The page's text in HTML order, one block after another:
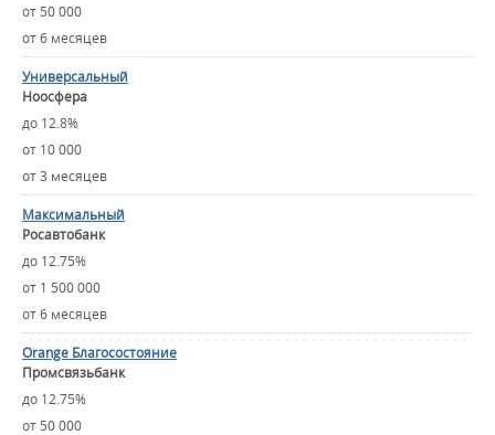
от 50 000
от 6 месяцев
Универсальный
Ноосфера
до 12.8%
от 10 000
от 3 месяцев
Максимальный
Росавтобанк
до 12.75%
от 1 500 000
от 6 месяцев
Orange Благосостояние
Промсвязьбанк
до 12.75%
от 50 000